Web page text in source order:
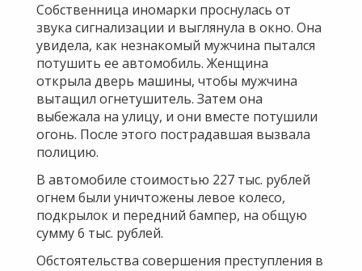
Собственница иномарки проснулась от
звука сигнализации и выглянула в окно. Она
увидела, как незнакомый мужчина пытался
потушить ее автомобиль. Женщина
открыла дверь машины, чтобы мужчина
вытащил огнетушитель. Затем она
выбежала на улицу, и они вместе потушили
огонь. После этого пострадавшая вызвала
полицию.
В автомобиле стоимостью 227 тыс. рублей
огнем были уничтожены левое колесо,
подкрылок и передний бампер, на общую
сумму 6 тыс. рублей.
Обстоятельства совершения преступления в